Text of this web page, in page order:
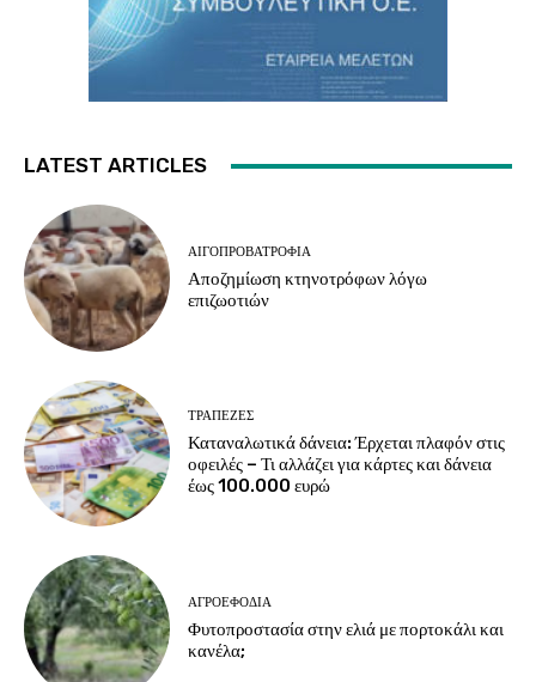
LATEST ARTICLES
ΑΙΓΟΠΡΟΒΑΤΡΟΦΊΑ
Αποζημίωση κτηνοτρόφων λόγω
επιζωοτιών
ΤΡΆΠΕΖΕΣ
Καταναλωτικά δάνεια: Έρχεται πλαφόν στις
οφειλές – Τι αλλάζει για κάρτες και δάνεια
έως 100.000 ευρώ
ΑΓΡΟΕΦΌΔΙΑ
Φυτοπροστασία στην ελιά με πορτοκάλι και
κανέλα;